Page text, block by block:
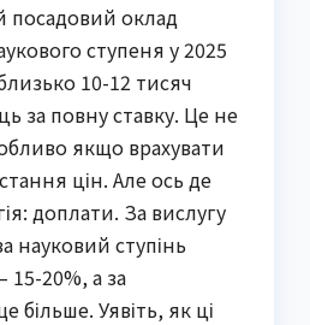
посадовий оклад
ступеня у 2025
10-12 тисяч
за повну ставку. Це не
якщо врахувати
цін. Але ось де
доплати. За вислугу
науковий ступінь
15-20%, а за
більше. Уявіть, як ці